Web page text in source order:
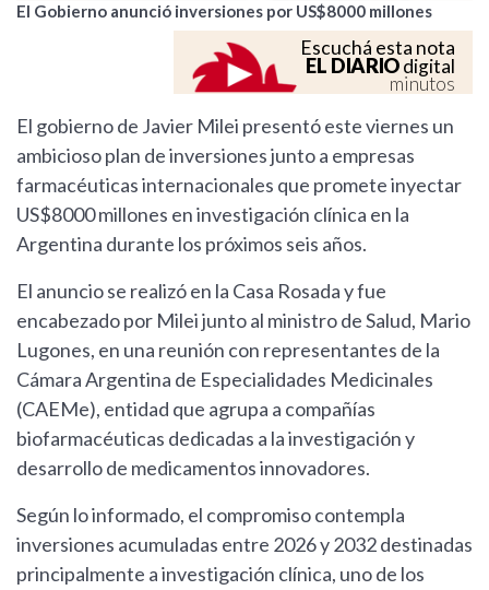
El Gobierno anunció inversiones por US$8000 millones
Escuchá esta nota
EL DIARIOdigital
minutos
El gobierno de Javier Milei presentó este viernes un
ambicioso plan de inversiones junto a empresas
farmacéuticas internacionales que promete inyectar
US$8000 millones en investigación clínica en la
Argentina durante los próximos seis años.
El anuncio se realizó en la Casa Rosada y fue
encabezado por Milei junto al ministro de Salud, Mario
Lugones, en una reunión con representantes de la
Cámara Argentina de Especialidades Medicinales
(CAEMe), entidad que agrupa a compañías
biofarmacéuticas dedicadas a la investigación y
desarrollo de medicamentos innovadores.
Según lo informado, el compromiso contempla
inversiones acumuladas entre 2026 y 2032 destinadas
principalmente a investigación clínica, uno de los